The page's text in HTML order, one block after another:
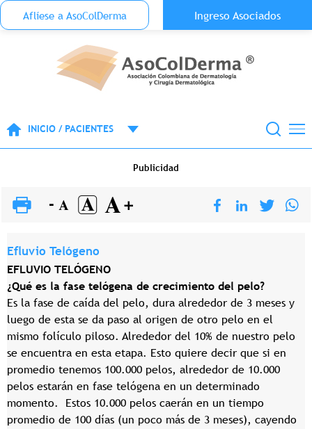
Pasar al contenido principal
Menu Top Anónimo
Aflíese a AsoColDerma Ingreso Asociados
INICIO / PACIENTES
Publicidad
Efluvio Telógeno
EFLUVIO TELÓGENO
¿Qué es la fase telógena de crecimiento del pelo?
Es la fase de caída del pelo, dura alrededor de 3 meses y
luego de esta se da paso al origen de otro pelo en el
mismo folículo piloso. Alrededor del 10% de nuestro pelo
se encuentra en esta etapa. Esto quiere decir que si en
promedio tenemos 100.000 pelos, alrededor de 10.000
pelos estarán en fase telógena en un determinado
momento. Estos 10.000 pelos caerán en un tiempo
promedio de 100 días (un poco más de 3 meses), cayendo